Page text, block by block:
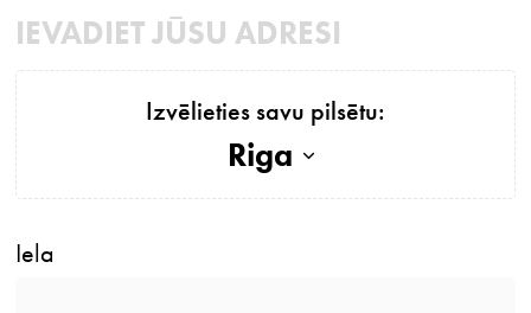
IEVADIET JŪSU ADRESI
Izvēlieties savu pilsētu:
Riga
Iela